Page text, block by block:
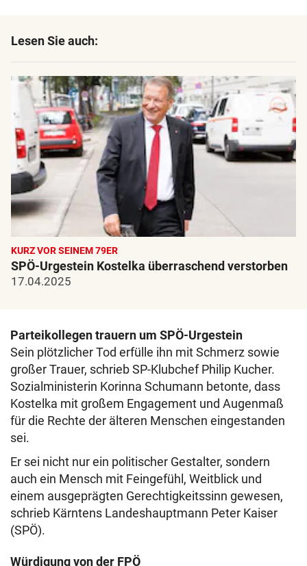
Lesen Sie auch:
KURZ VOR SEINEM 79ER
SPÖ-Urgestein Kostelka überraschend verstorben
17.04.2025
Parteikollegen trauern um SPÖ-Urgestein
Sein plötzlicher Tod erfülle ihn mit Schmerz sowie
großer Trauer, schrieb SP-Klubchef Philip Kucher.
Sozialministerin Korinna Schumann betonte, dass
Kostelka mit großem Engagement und Augenmaß
für die Rechte der älteren Menschen eingestanden
sei.
Er sei nicht nur ein politischer Gestalter, sondern
auch ein Mensch mit Feingefühl, Weitblick und
einem ausgeprägten Gerechtigkeitssinn gewesen,
schrieb Kärntens Landeshauptmann Peter Kaiser
(SPÖ).
Würdigung von der FPÖ